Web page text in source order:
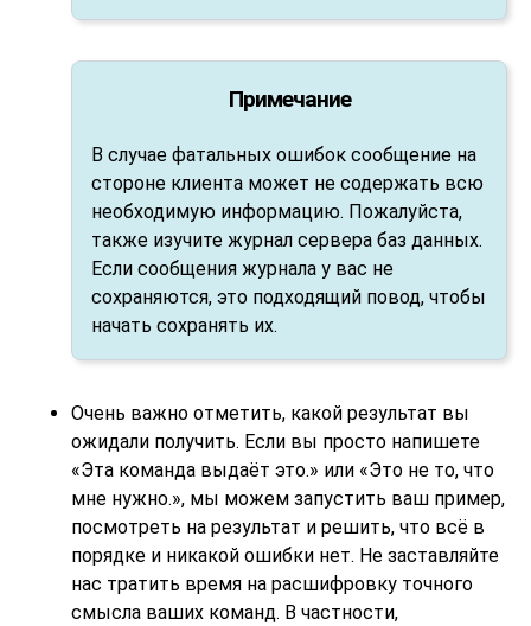
Примечание
В случае фатальных ошибок сообщение на
стороне клиента может не содержать всю
необходимую информацию. Пожалуйста,
также изучите журнал сервера баз данных.
Если сообщения журнала у вас не
сохраняются, это подходящий повод, чтобы
начать сохранять их.
Очень важно отметить, какой результат вы
ожидали получить. Если вы просто напишете
«Эта команда выдаёт это.» или «Это не то, что
мне нужно.», мы можем запустить ваш пример,
посмотреть на результат и решить, что всё в
порядке и никакой ошибки нет. Не заставляйте
нас тратить время на расшифровку точного
смысла ваших команд. В частности,